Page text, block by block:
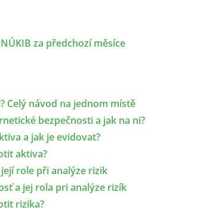
za předchozí měsíce
Celý návod na jednom místě
bezpečnosti a jak na ni?
a jak je evidovat?
aktiva?
role při analýze rizik
a jej rola pri analýze rizík
rizika?